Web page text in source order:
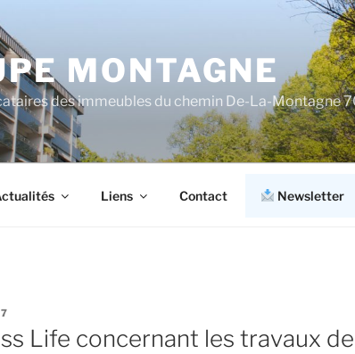
MONTAGNE
des immeubles du chemin De-La-Montagne
Liens Contact Newsletter
Life concernant les travaux